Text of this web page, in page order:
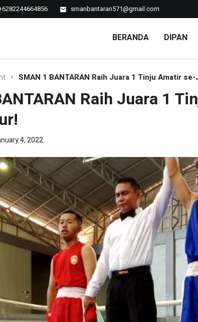
smanbantaran571@gmail.com
BERANDA DIPAN
SMAN 1 BANTARAN Raih Juara 1 Tinju Amatir
Raih Juara 1
4, 2022